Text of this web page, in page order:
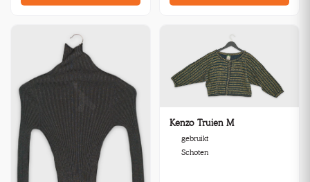
Kenzo Truien M
gebruikt
Schoten